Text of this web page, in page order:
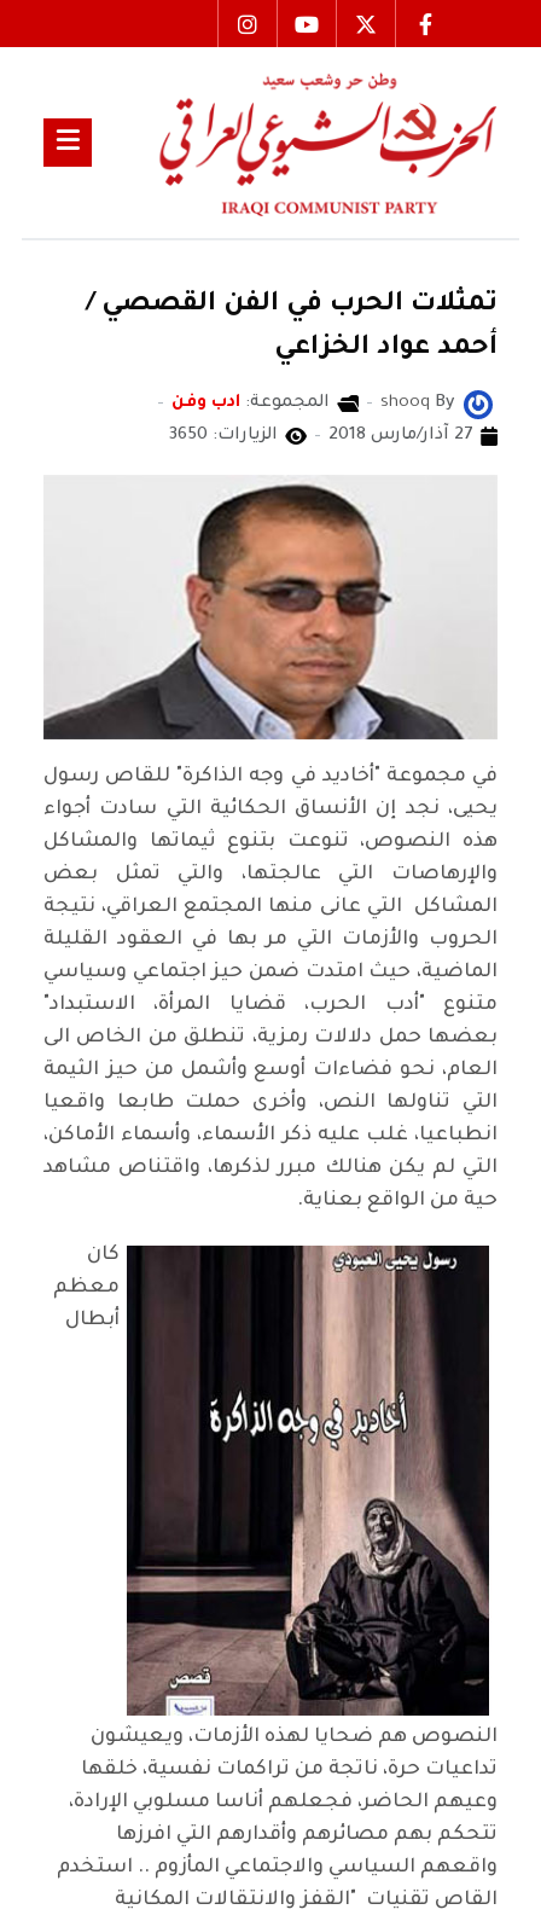
تمثلات الحرب في الفن القصصي /
أحمد عواد الخزاعي
By
shooq المجموعة: ادب وفن
27 آذار/مارس 2018
الزيارات: 3650
في مجموعة "أخاديد في وجه الذاكرة" للقاص رسول
يحيى، نجد إن الأنساق الحكائية التي سادت أجواء
هذه النصوص، تنوعت بتنوع ثيماتها والمشاكل
والإرهاصات التي عالجتها، والتي تمثل بعض
المشاكل التي عانى منها المجتمع العراقي، نتيجة
الحروب والأزمات التي مر بها في العقود القليلة
الماضية، حيث امتدت ضمن حيز اجتماعي وسياسي
متنوع "أدب الحرب، قضايا المرأة، الاستبداد"
بعضها حمل دلالات رمزية، تنطلق من الخاص الى
العام، نحو فضاءات أوسع وأشمل من حيز الثيمة
التي تناولها النص، وأخرى حملت طابعا واقعيا
انطباعيا، غلب عليه ذكر الأسماء، وأسماء الأماكن،
التي لم يكن هنالك مبرر لذكرها، واقتناص مشاهد
حية من الواقع بعناية.
كان
معظم
أبطال
النصوص هم ضحايا لهذه الأزمات، ويعيشون
تداعيات حرة، ناتجة من تراكمات نفسية، خلقها
وعيهم الحاضر، فجعلهم أناسا مسلوبي الإرادة،
تتحكم بهم مصائرهم وأقدارهم التي افرزها
واقعهم السياسي والاجتماعي المأزوم .. استخدم
القاص تقنيات "القفز والانتقالات المكانية